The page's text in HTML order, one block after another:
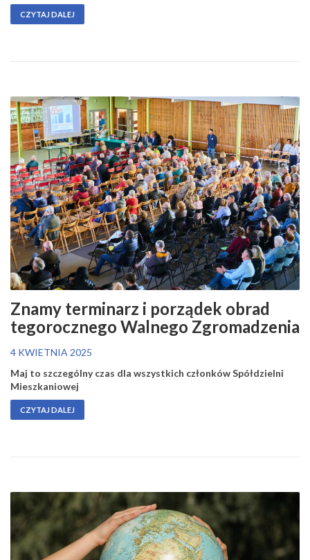
CZYTAJ DALEJ
Znamy terminarz i porządek obrad
tegorocznego Walnego Zgromadzenia
4 KWIETNIA 2025
Maj to szczególny czas dla wszystkich członków Spółdzielni
Mieszkaniowej
CZYTAJ DALEJ